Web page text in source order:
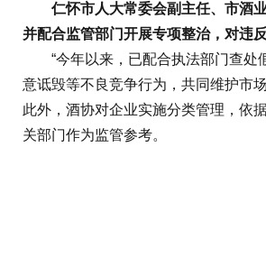
仁怀市人大常委会副主任、市酒业
并配合监管部门开展专项整治，对违
“今年以来，已配合执法部门查处假
意诋毁等不良竞争行为，共同维护市场
此外，酒协对企业实施分类管理，依
关部门作为监管参考。